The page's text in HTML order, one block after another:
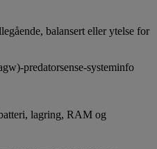
balansert eller ytelse for
lagring, RAM og